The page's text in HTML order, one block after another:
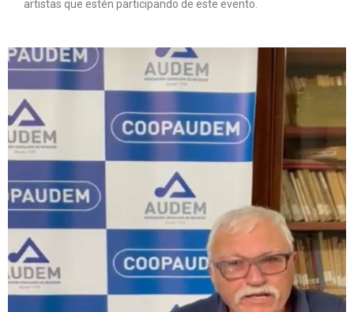
artistas que estén participando de este evento.